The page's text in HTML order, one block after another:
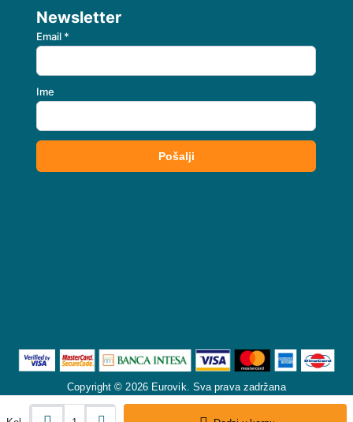
Copyright © 2026 Eurovik. Sva prava zadržana